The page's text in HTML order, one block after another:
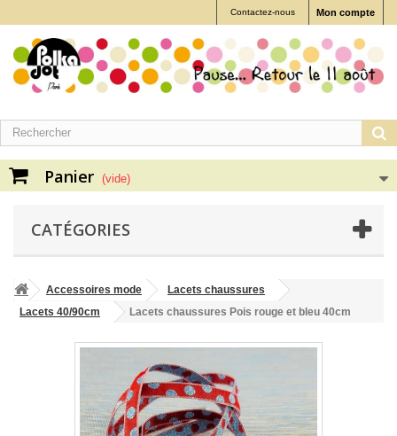
Mon compte
Contactez-nous
Panier (vide)
CATÉGORIES
Accessoires mode
Lacets chaussures
Lacets 40/90cm
Lacets chaussures Pois rouge et bleu 40cm